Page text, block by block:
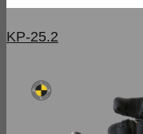
KP-25.2